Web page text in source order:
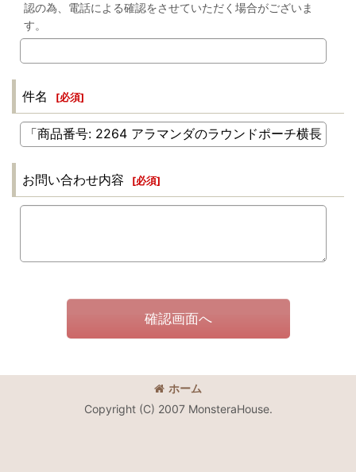
認の為、電話による確認をさせていただく場合がございま
す。
件名 [必須]
お問い合わせ内容 [必須]
確認画面へ
ホーム
Copyright (C) 2007 MonsteraHouse.